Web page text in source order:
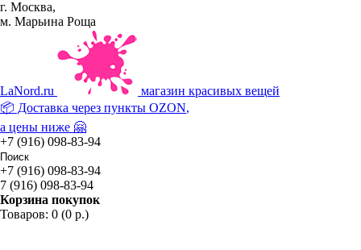
г. Москва,
м. Марьина Роща
LaNord.ru
магазин красивых вещей
📦 Доставка через пункты OZON,
а цены ниже 🤗
+7 (916) 098-83-94
+7 (916) 098-83-94
7 (916) 098-83-94
Корзина покупок
Товаров: 0 (0 р.)